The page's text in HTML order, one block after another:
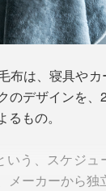
。
は、タテ糸と
足の短い織り毛
十分でしたが、
布は、寝具や
のデザインを、
もの。
いう、スケジュ
メーカーから独